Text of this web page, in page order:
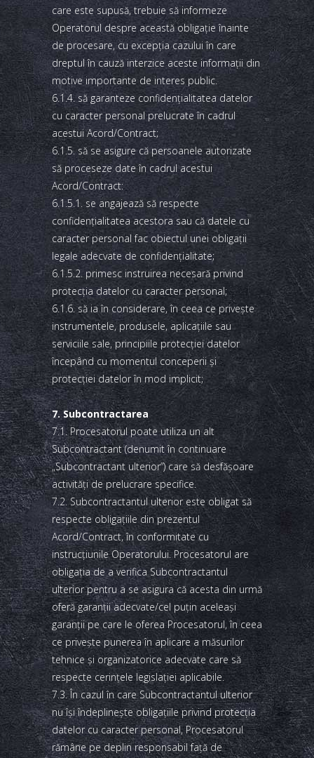
care este supusă, trebuie să informeze
Operatorul despre această obligaţie înainte
de procesare, cu excepţia cazului în care
dreptul în cauză interzice aceste informaţii din
motive importante de interes public.
6.1.4. să garanteze confidenţialitatea datelor
cu caracter personal prelucrate în cadrul
acestui Acord/Contract;
6.1.5. să se asigure că persoanele autorizate
să proceseze date în cadrul acestui
Acord/Contract:
6.1.5.1. se angajează să respecte
confidenţialitatea acestora sau că datele cu
caracter personal fac obiectul unei obligaţii
legale adecvate de confidenţialitate;
6.1.5.2. primesc instruirea necesară privind
protecţia datelor cu caracter personal;
6.1.6. să ia în considerare, în ceea ce priveşte
instrumentele, produsele, aplicaţiile sau
serviciile sale, principiile protecţiei datelor
începând cu momentul conceperii şi
protecţiei datelor în mod implicit;
7. Subcontractarea
7.1. Procesatorul poate utiliza un alt
Subcontractant (denumit în continuare
„Subcontractant ulterior”) care să desfăşoare
activităţi de prelucrare specifice.
7.2. Subcontractantul ulterior este obligat să
respecte obligaţiile din prezentul
Acord/Contract, în conformitate cu
instrucţiunile Operatorului. Procesatorul are
obligaţia de a verifica Subcontractantul
ulterior pentru a se asigura că acesta din urmă
oferă garanţii adecvate/cel puţin aceleaşi
garanţii pe care le oferea Procesatorul, în ceea
ce priveşte punerea în aplicare a măsurilor
tehnice şi organizatorice adecvate care să
respecte cerinţele legislaţiei aplicabile.
7.3. În cazul în care Subcontractantul ulterior
nu îşi îndeplineşte obligaţiile privind protecţia
datelor cu caracter personal, Procesatorul
rămâne pe deplin responsabil faţă de